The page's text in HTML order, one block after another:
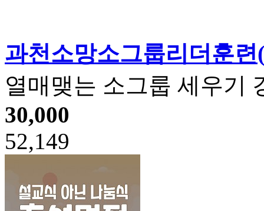
과천소망소그룹리더훈
열매맺는 소그룹 세우기
30,000
52,149